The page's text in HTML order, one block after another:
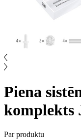
Piena
komplekts
Par produktu